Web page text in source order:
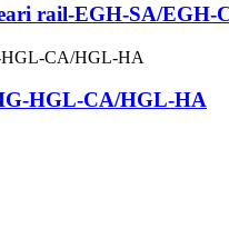
rail-EGH-SA/EGH-
HGL-CA/HGL-HA